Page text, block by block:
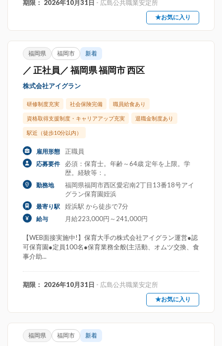
期限： 2026年10月31日 - 広島公共職業安定所
★お気に入り
福岡県 福岡市 新着
／ 正社員／ 福岡県 福岡市 西区
株式会社アイグラン
研修制度充実 社会保険完備 職員給食あり
資格取得支援制度・キャリアアップ充実 退職金制度あり
駅近（徒歩10分以内）
雇用形態 正職員
応募要件
必須：保育士。年齢～64歳 定年を上限。学
歴。経験等：。
勤務地
福岡県福岡市西区愛宕南2丁目13番18号アイ
グラン保育園姪浜
最寄り駅 姪浜駅 から徒歩で7分
給与 月給223,000円～241,000円
【WEB面接実施中!】保育大手の株式会社アイグラン運営●認
可保育園●定員100名●保育業務全般(主活動、オムツ交換、食
事介助...
期限： 2026年10月31日 - 広島公共職業安定所
★お気に入り
福岡県 福岡市 新着